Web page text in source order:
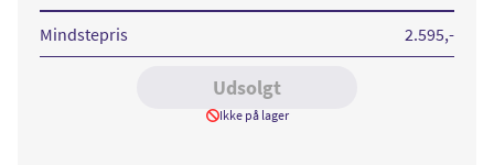
GB
Mindstepris 2.595,-
Udsolgt
Ikke på lager